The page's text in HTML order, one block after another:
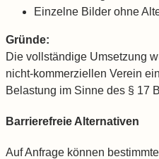
Einzelne Bilder ohne
Gründe:
Die vollständige Umsetzung
nicht-kommerziellen Verein
Belastung im Sinne des § 17
Barrierefreie Alternativen
Auf Anfrage können